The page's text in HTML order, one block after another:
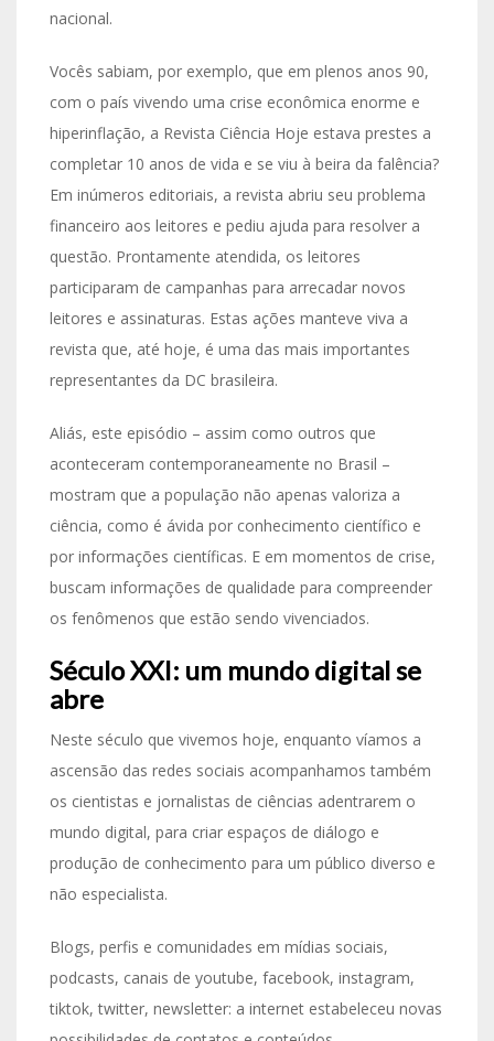
nacional.
Vocês sabiam, por exemplo, que em plenos anos 90,
com o país vivendo uma crise econômica enorme e
hiperinflação, a Revista Ciência Hoje estava prestes a
completar 10 anos de vida e se viu à beira da falência?
Em inúmeros editoriais, a revista abriu seu problema
financeiro aos leitores e pediu ajuda para resolver a
questão. Prontamente atendida, os leitores
participaram de campanhas para arrecadar novos
leitores e assinaturas. Estas ações manteve viva a
revista que, até hoje, é uma das mais importantes
representantes da DC brasileira.
Aliás, este episódio – assim como outros que
aconteceram contemporaneamente no Brasil –
mostram que a população não apenas valoriza a
ciência, como é ávida por conhecimento científico e
por informações científicas. E em momentos de crise,
buscam informações de qualidade para compreender
os fenômenos que estão sendo vivenciados.
Século XXI: um mundo digital se
abre
Neste século que vivemos hoje, enquanto víamos a
ascensão das redes sociais acompanhamos também
os cientistas e jornalistas de ciências adentrarem o
mundo digital, para criar espaços de diálogo e
produção de conhecimento para um público diverso e
não especialista.
Blogs, perfis e comunidades em mídias sociais,
podcasts, canais de youtube, facebook, instagram,
tiktok, twitter, newsletter: a internet estabeleceu novas